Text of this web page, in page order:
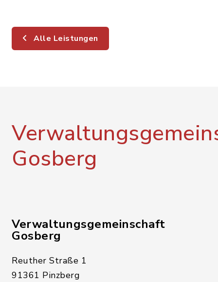
Alle Leistungen
Gosberg
Verwaltungsgemeinschaft
Gosberg
Reuther Straße 1
91361 Pinzberg